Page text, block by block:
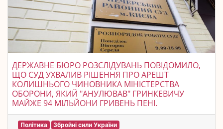
ДЕРЖАВНЕ БЮРО РОЗСЛІДУВАНЬ ПОВІДОМИЛО,
ЩО СУД УХВАЛИВ РІШЕННЯ ПРО АРЕШТ
КОЛИШНЬОГО ЧИНОВНИКА МІНІСТЕРСТВА
ОБОРОНИ, ЯКИЙ "АНУЛЮВАВ" ГРИНКЕВИЧУ
МАЙЖЕ 94 МІЛЬЙОНИ ГРИВЕНЬ ПЕНІ.
Політика
Збройні сили України